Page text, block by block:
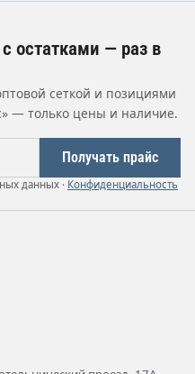
остатками — раз в
сеткой и позициями
— только цены и наличие.
Получать прайс
данных · Конфиденциальность